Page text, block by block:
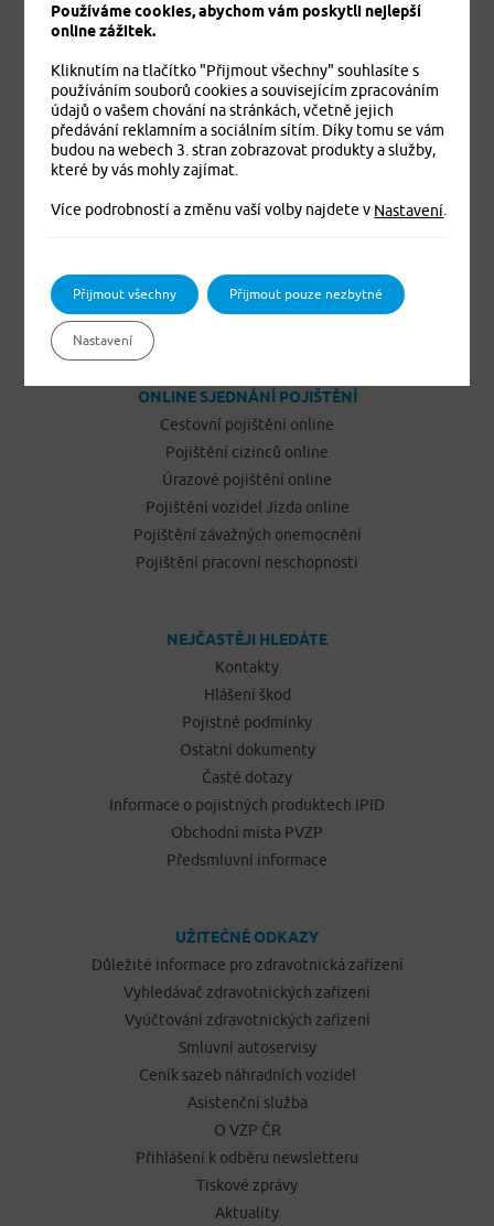
PRODUKTY
Úrazové pojištění
Dětské úrazové pojištění MEDVÍDEK
Základní zdravotní pojištění cizinců
Komplexní zdravotní pojištění cizinců Plus
Komplexní zdravotní pojištění cizinců Exclusive
Pojištění domácnosti
Pojištění podnikatelů
Pojištění vozidel Jízda
ONLINE SJEDNÁNÍ POJIŠTĚNÍ
Cestovní pojištění online
Pojištění cizinců online
Úrazové pojištění online
Pojištění vozidel Jízda online
Pojištění závažných onemocnění
Pojištění pracovní neschopnosti
NEJČASTĚJI HLEDÁTE
Kontakty
Hlášení škod
Pojistné podmínky
Ostatní dokumenty
Časté dotazy
Informace o pojistných produktech IPID
Obchodní místa PVZP
Předsmluvní informace
UŽITEČNÉ ODKAZY
Důležité informace pro zdravotnická zařízení
Vyhledávač zdravotnických zařízení
Vyúčtování zdravotnických zařízení
Smluvní autoservisy
Ceník sazeb náhradních vozidel
Asistenční služba
O VZP ČR
Přihlášení k odběru newsletteru
Tiskové zprávy
Aktuality
Používáme cookies, abychom vám poskytli nejlepší
online zážitek.
Kliknutím na tlačítko "Přijmout všechny" souhlasíte s
používáním souborů cookies a souvisejícím zpracováním
údajů o vašem chování na stránkách, včetně jejich
předávání reklamním a sociálním sítím. Díky tomu se vám
budou na webech 3. stran zobrazovat produkty a služby,
které by vás mohly zajímat.
Více podrobností a změnu vaší volby najdete v Nastavení
Přijmout všechny Přijmout pouze nezbytné
Nastavení